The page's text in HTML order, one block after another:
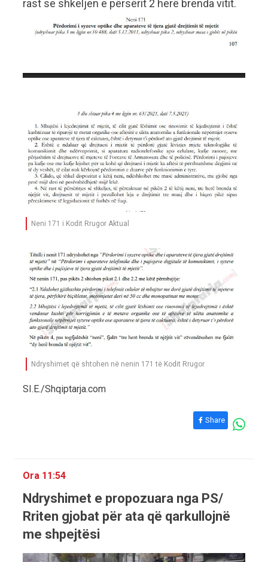
rast se shkeljen e përsërit 2 herë brenda vitit.
Neni 171 i Kodit Rrugor Aktual
Ndryshimet që shtohen në nenin 171 të Kodit Rrugor
SI.E./Shqiptarja.com
Share
Ora 11:54
Ndryshimet e propozuara nga PS/
Rriten gjobat për ata që qarkullojnë
me shpejtësi